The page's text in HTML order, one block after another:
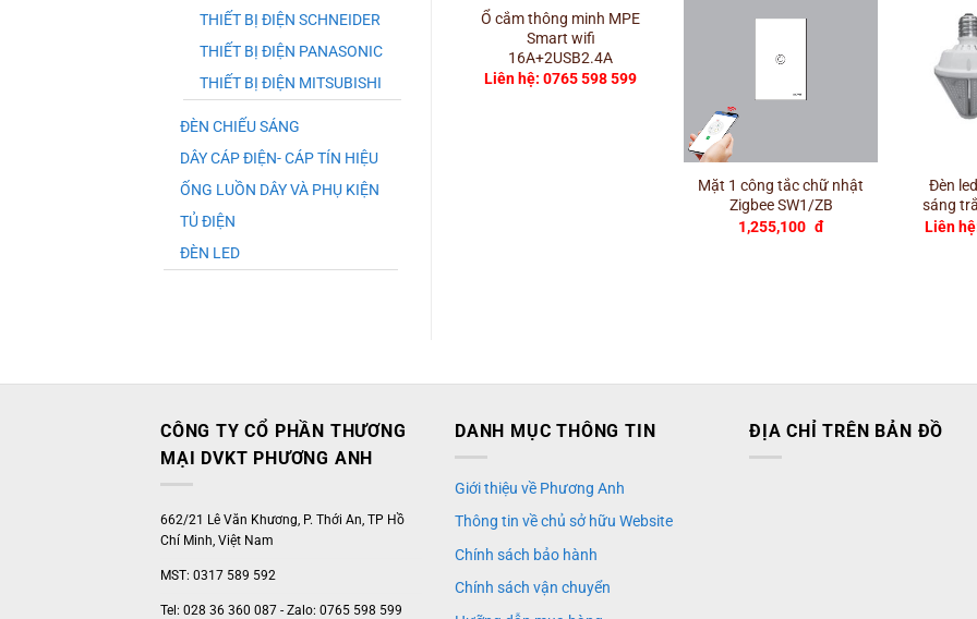
THIẾT BỊ ĐIỆN SCHNEIDER
THIẾT BỊ ĐIỆN PANASONIC
THIẾT BỊ ĐIỆN MITSUBISHI
ĐÈN CHIẾU SÁNG
DÂY CÁP ĐIỆN- CÁP TÍN HIỆU
ỐNG LUỒN DÂY VÀ PHỤ KIỆN
TỦ ĐIỆN
ĐÈN LED
Ổ cắm thông minh MPE
Smart wifi
16A+2USB2.4A
Liên hệ: 0765 598 599
+
Mặt 1 công tắc chữ nhật
Zigbee SW1/ZB
1,255,100 đ
Đèn
sáng
Liên
CÔNG TY CỔ PHẦN THƯƠNG
MẠI DVKT PHƯƠNG ANH
662/21 Lê Văn Khương, P. Thới An, TP Hồ
Chí Minh, Việt Nam
MST: 0317 589 592
Tel: 028 36 360 087 - Zalo: 0765 598 599
DANH MỤC THÔNG TIN
Giới thiệu về Phương Anh
Thông tin về chủ sở hữu Website
Chính sách bảo hành
Chính sách vận chuyển
ĐỊA CHỈ TRÊN BẢN ĐỒ